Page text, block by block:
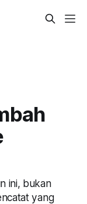
ini, bukan
yang